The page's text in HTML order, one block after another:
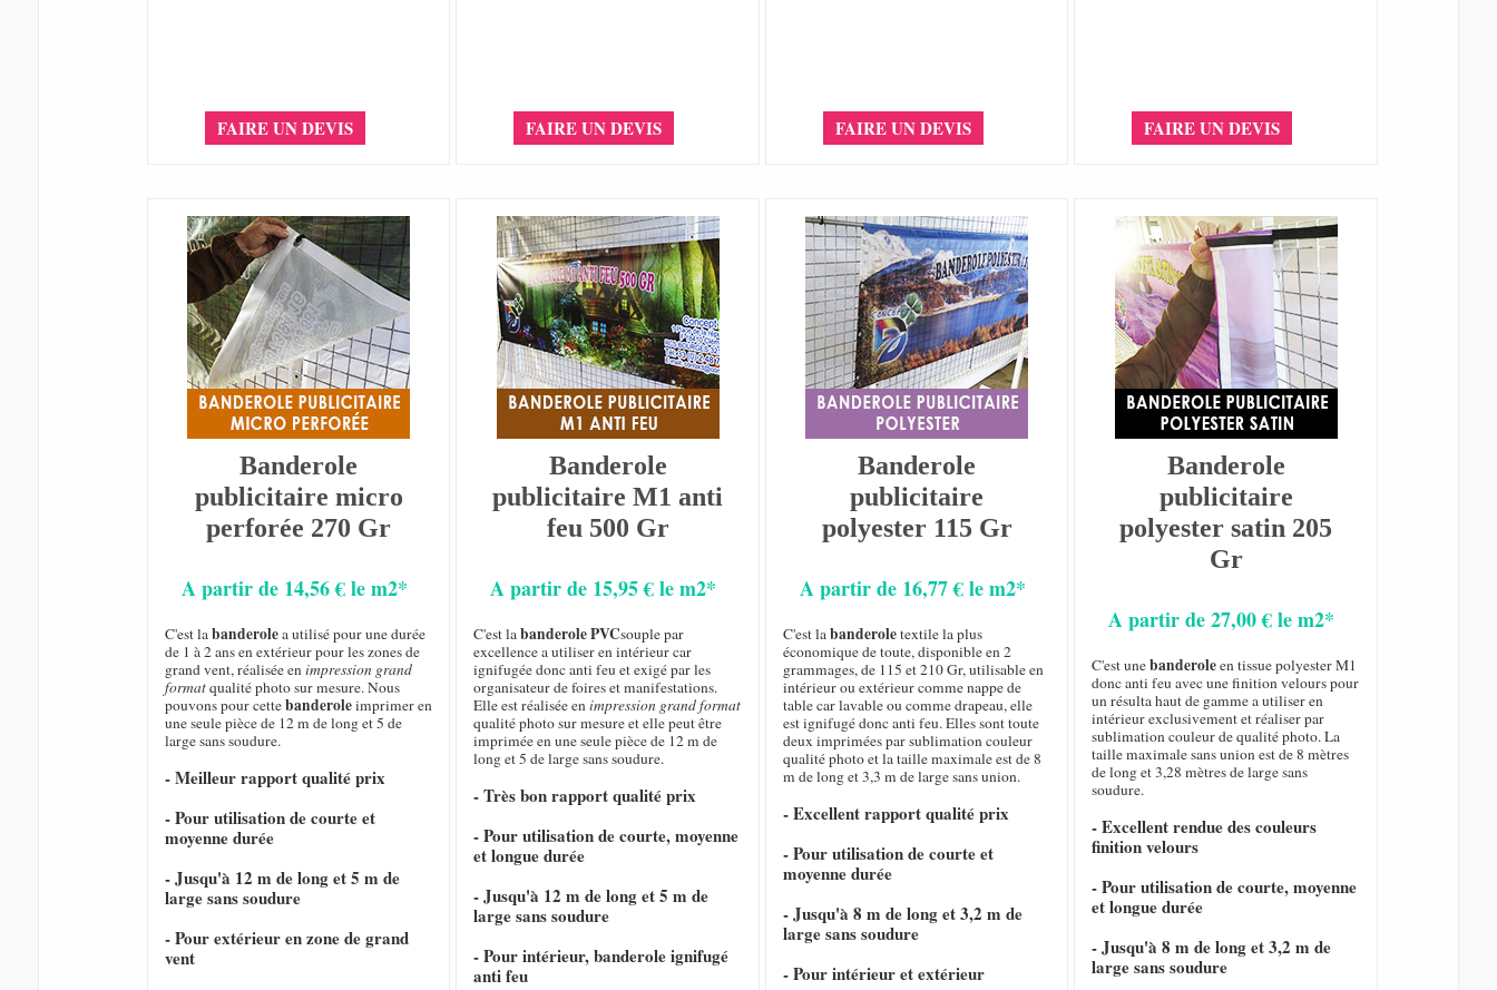
FAIRE UN DEVIS FAIRE UN DEVIS FAIRE UN DEVIS FAIRE UN DEVIS
Banderole
publicitaire micro
perforée 270 Gr
A partir de 14,56 € le m2*
C'est labanderolea utilisé pour une durée
de 1 à 2 ans en extérieur pour les zones de
grand vent, réalisée enimpression grand
formatqualité photo sur mesure. Nous
pouvons pour cettebanderoleimprimer en
une seule pièce de 12 m de long et 5 de
large sans soudure.
- Meilleur rapport qualité prix
- Pour utilisation de courte et
moyenne durée
- Jusqu'à 12 m de long et 5 m de
large sans soudure
- Pour extérieur en zone de grand
vent
Banderole
publicitaire M1 anti
feu 500 Gr
A partir de 15,95 € le m2*
C'est labanderole PVCsouple par
excellence a utiliser en intérieur car
ignifugée donc anti feu et exigé par les
organisateur de foires et manifestations.
Elle est réalisée enimpression grand format
qualité photo sur mesure et elle peut être
imprimée en une seule pièce de 12 m de
long et 5 de large sans soudure.
- Très bon rapport qualité prix
- Pour utilisation de courte, moyenne
et longue durée
- Jusqu'à 12 m de long et 5 m de
large sans soudure
- Pour intérieur, banderole ignifugé
anti feu
Banderole
publicitaire
polyester 115 Gr
A partir de 16,77 € le m2*
C'est labanderoletextile la plus
économique de toute, disponible en 2
grammages, de 115 et 210 Gr, utilisable en
intérieur ou extérieur comme nappe de
table car lavable ou comme drapeau, elle
est ignifugé donc anti feu. Elles sont toute
deux imprimées par sublimation couleur
qualité photo et la taille maximale est de 8
m de long et 3,3 m de large sans union.
- Excellent rapport qualité prix
- Pour utilisation de courte et
moyenne durée
- Jusqu'à 8 m de long et 3,2 m de
large sans soudure
- Pour intérieur et extérieur
Banderole
publicitaire
polyester satin 205
Gr
A partir de 27,00 € le m2*
C'est unebanderoleen tissue polyester M1
donc anti feu avec une finition velours pour
un résulta haut de gamme a utiliser en
intérieur exclusivement et réaliser par
sublimation couleur de qualité photo. La
taille maximale sans union est de 8 mètres
de long et 3,28 mètres de large sans
soudure.
- Excellent rendue des couleurs
finition velours
- Pour utilisation de courte, moyenne
et longue durée
- Jusqu'à 8 m de long et 3,2 m de
large sans soudure